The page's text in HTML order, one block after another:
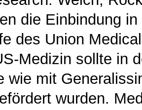
die Einbindung
des Union
Medizin sollte in
wie mit
wurden.